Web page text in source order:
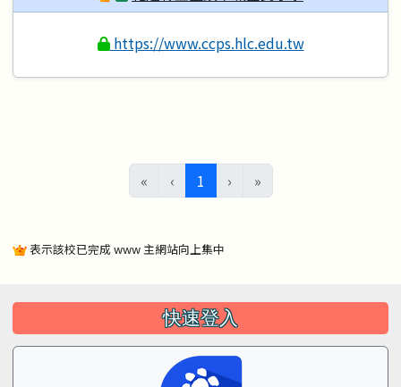
https://www.ccps.hlc.edu.tw
« ‹ 1 (目前頁次)
› »
表示該校已完成 www 主網站向上集中
左邊區域內容 快速登入